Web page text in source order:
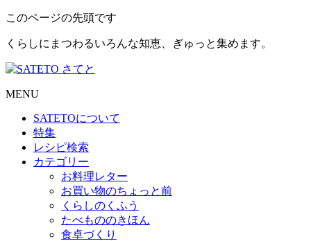
このページの先頭です
くらしにまつわるいろんな知恵、ぎゅっと集めます。
MENU
SATETOについて
特集
レシピ検索
カテゴリー
お料理レター
お買い物のちょっと前
くらしのくふう
たべもののきほん
食卓づくり